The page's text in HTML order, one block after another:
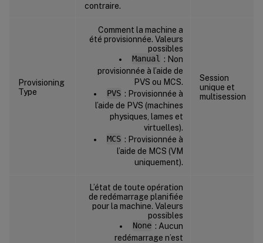
contraire.
Provisioning
Type
Comment la machine a
été provisionnée. Valeurs
possibles
Manual : Non
provisionnée à l’aide de
PVS ou MCS.
PVS : Provisionnée à
l’aide de PVS (machines
physiques, lames et
virtuelles).
MCS : Provisionnée à
l’aide de MCS (VM
uniquement).
Session
unique et
multisession
L’état de toute opération
de redémarrage planifiée
pour la machine. Valeurs
possibles
None : Aucun
redémarrage n’est